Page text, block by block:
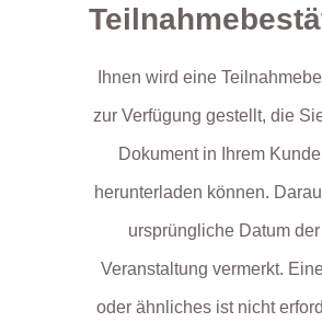
Ihnen wird eine
zur Verfügung gestellt, die
Dokument in Ihrem
herunterladen können.
ursprüngliche Datum
Veranstaltung vermerkt.
oder ähnliches ist nicht